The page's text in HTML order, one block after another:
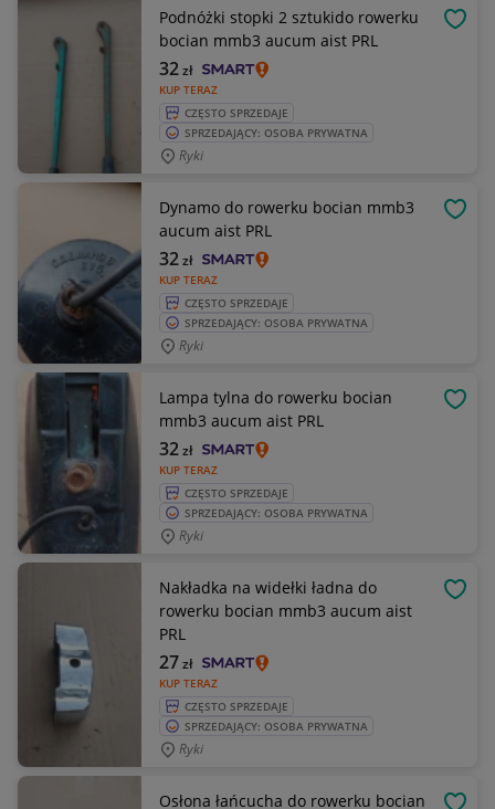
Podnóżki stopki 2 sztukido rowerku
bocian mmb3 aucum aist PRL
KUP TERAZ
32zł
CZĘSTO SPRZEDAJE
SPRZEDAJĄCY: OSOBA PRYWATNA
Ryki
Dynamo do rowerku bocian mmb3
aucum aist PRL
KUP TERAZ
32zł
CZĘSTO SPRZEDAJE
SPRZEDAJĄCY: OSOBA PRYWATNA
Ryki
Lampa tylna do rowerku bocian
mmb3 aucum aist PRL
KUP TERAZ
32zł
CZĘSTO SPRZEDAJE
SPRZEDAJĄCY: OSOBA PRYWATNA
Ryki
Nakładka na widełki ładna do
rowerku bocian mmb3 aucum aist
PRL
KUP TERAZ
27zł
CZĘSTO SPRZEDAJE
SPRZEDAJĄCY: OSOBA PRYWATNA
Ryki
Osłona łańcucha do rowerku bocian